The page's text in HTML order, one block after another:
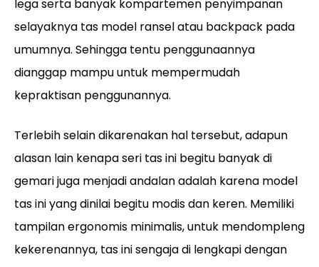
lega serta banyak kompartemen penyimpanan
selayaknya tas model ransel atau backpack pada
umumnya. Sehingga tentu penggunaannya
dianggap mampu untuk mempermudah
kepraktisan penggunannya.
Terlebih selain dikarenakan hal tersebut, adapun
alasan lain kenapa seri tas ini begitu banyak di
gemari juga menjadi andalan adalah karena model
tas ini yang dinilai begitu modis dan keren. Memiliki
tampilan ergonomis minimalis, untuk mendompleng
kekerenannya, tas ini sengaja di lengkapi dengan